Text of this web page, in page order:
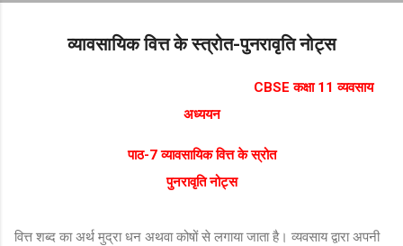
व्यावसायिक वित्त के स्त्रोत-पुनरावृति नोट्स
CBSE कक्षा 11 व्यवसाय
अध्ययन
पाठ-7 व्यावसायिक वित्त के स्रोत
पुनरावृति नोट्स
वित्त शब्द का अर्थ मुद्रा धन अथवा कोषों से लगाया जाता है। व्यवसाय द्वारा अपनी